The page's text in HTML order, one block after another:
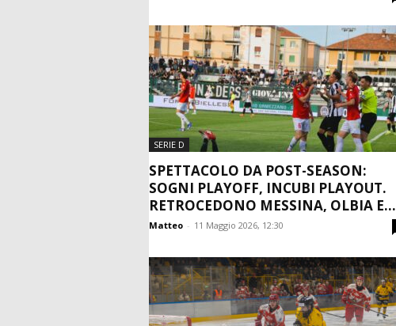
SERIE D
SPETTACOLO DA POST-SEASON:
SOGNI PLAYOFF, INCUBI PLAYOUT.
RETROCEDONO MESSINA, OLBIA E...
Matteo - 11 Maggio 2026, 12:30